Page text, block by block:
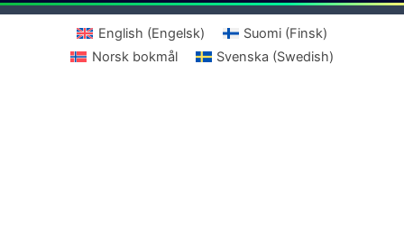
English (Engelsk) Suomi (Finsk)
Norsk bokmål
Svenska (Swedish)